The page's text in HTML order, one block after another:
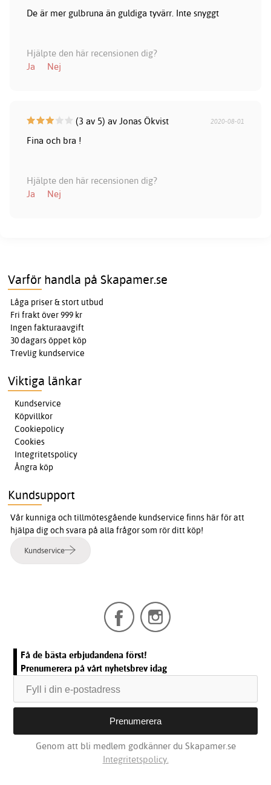
De är mer gulbruna än guldiga tyvärr. Inte snyggt
Hjälpte den här recensionen dig?
Ja
Nej
(3 av 5) av Jonas Ökvist 2020-08-01
Fina och bra !
Hjälpte den här recensionen dig?
Ja
Nej
Varför handla på Skapamer.se
Låga priser & stort utbud
Fri frakt över 999 kr
Ingen fakturaavgift
30 dagars öppet köp
Trevlig kundservice
Viktiga länkar
Kundservice
Köpvillkor
Cookiepolicy
Cookies
Integritetspolicy
Ångra köp
Kundsupport
Vår kunniga och tillmötesgående kundservice finns här för att
hjälpa dig och svara på alla frågor som rör ditt köp!
Kundservice
Få de bästa erbjudandena först!
Prenumerera på vårt nyhetsbrev idag
Genom att bli medlem godkänner du Skapamer.se
Integritetspolicy.